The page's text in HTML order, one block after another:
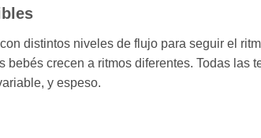
distintos niveles de flujo para seguir el
crecen a ritmos diferentes. Todas las
y espeso.